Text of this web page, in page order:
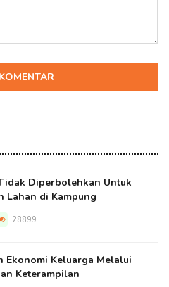
Diperbolehkan Untuk
Lahan di Kampung
28899
Ekonomi Keluarga Melalui
Keterampilan